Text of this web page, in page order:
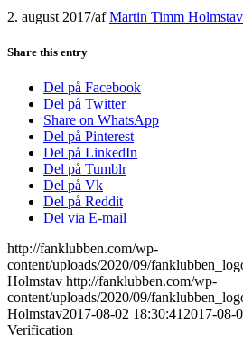
2. august 2017/afMartin Timm Holmstav
Share this entry
Del på Facebook
Del på Twitter
Share on WhatsApp
Del på Pinterest
Del på LinkedIn
Del på Tumblr
Del på Vk
Del på Reddit
Del via E-mail
http://fanklubben.com/wp-
content/uploads/2020/09/
Holmstav http://fanklubben.com/wp-
content/uploads/2020/09/
Holmstav2017-08-02 18:30:41 2017-08-
Verification